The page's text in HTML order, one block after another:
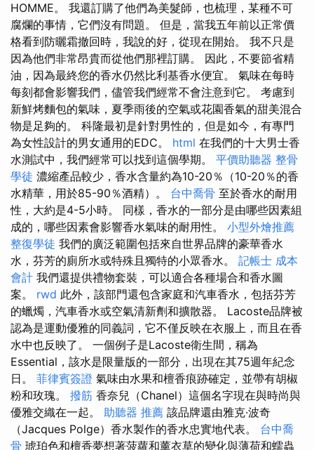
HOMME。 我還訂購了他們為美髮師，也梳理，某種不可
腐爛的事情，它們沒有問題。 但是，當我五年前以正常價
格看到防曬霜撤回時，我說的好，從現在開始。 我不只是
因為他們非常昂貴而從他們那裡訂購。 因此，不要節省精
油，因為最終您的香水仍然比利基香水便宜。 氣味在每時
每刻都會影響我們，儘管我們經常不會注意到它。 考慮到
新鮮烤麵包的氣味，夏季雨後的空氣或花園香氣的甜美混合
物是足夠的。 科隆最初是針對男性的，但是如今，有專門
為女性設計的男女通用的EDC。 html 在我們的十大男士香
水測試中，我們經常可以找到這個學期。 平價助聽器 整骨
學徒 濃縮產品較少，香水含量約為10-20％（10-20％的香
水精華，用於85-90％酒精）。 台中喬骨 至於香水的耐用
性，大約是4-5小時。 同樣，香水的一部分是由哪些因素組
成的，哪些因素會影響香水氣味的耐用性。 小型外燴推薦
整復學徒 我們的廣泛範圍包括來自世界品牌的豪華香水
水，芬芳的廁所水或特殊且獨特的小眾香水。 記帳士 成本
會計 我們還提供禮物套裝，可以適合各種場合和香水圖
案。 rwd 此外，該部門還包含家庭和汽車香水，包括芬芳
的蠟燭，汽車香水或空氣清新劑和擴散器。 Lacoste品牌被
認為是運動優雅的同義詞，它不僅反映在衣服上，而且在香
水中也反映了。 一個例子是Lacoste衛生間，稱為
Essential，該水是限量版的一部分，出現在其75週年紀念
日。 菲律賓簽證 氣味由水果和檀香痕跡確定，並帶有胡椒
粉和玫瑰。 撥筋 香奈兒（Chanel）這個名字現在與時尚與
優雅交織在一起。 助聽器 推薦 該品牌還由雅克·波奇
（Jacques Polge）香水製作的香水忠實地代表。 台中喬
骨 琥珀色和檀香夢想著菠蘿和薰衣草的變化與薄荷和蠕蟲